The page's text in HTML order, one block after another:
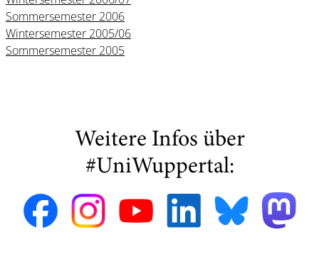
Sommersemester 2006
Wintersemester 2005/06
Sommersemester 2005
Weitere Infos über
#UniWuppertal: